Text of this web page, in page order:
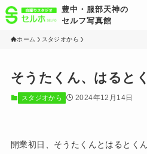
豊中・服部天神の
セルフ写真館
ホーム スタジオから
そうたくん、はると
スタジオから 2024年12月14日
開業初日、そうたくんとはるとく